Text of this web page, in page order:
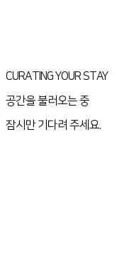
CURATING YOUR STAY
공간을 불러오는 중
잠시만 기다려 주세요.